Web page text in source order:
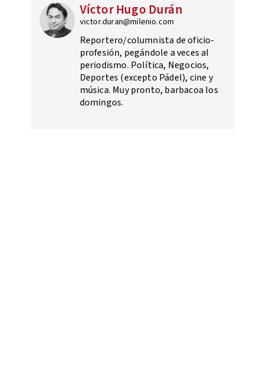
Víctor Hugo Durán
victor.duran@milenio.com
Reportero/columnista de oficio-
profesión, pegándole a veces al
periodismo. Política, Negocios,
Deportes (excepto Pádel), cine y
música. Muy pronto, barbacoa los
domingos.